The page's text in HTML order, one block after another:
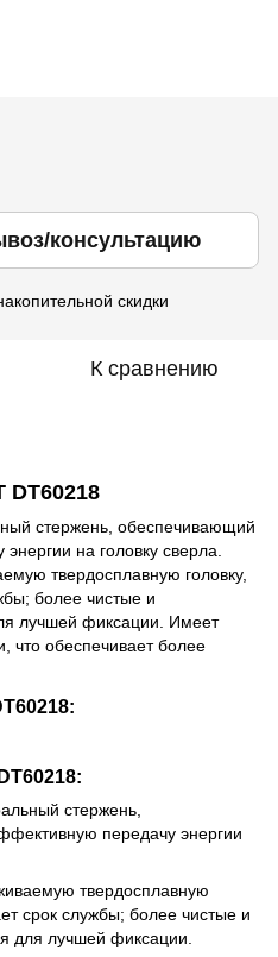
консультацию
скидки
К сравнению
DT60218
стержень, обеспечивающий
на головку сверла.
твердосплавную головку,
более чистые и
лучшей фиксации. Имеет
что обеспечивает более
стержень,
передачу энергии
твердосплавную
срок службы; более чистые и
для лучшей фиксации.